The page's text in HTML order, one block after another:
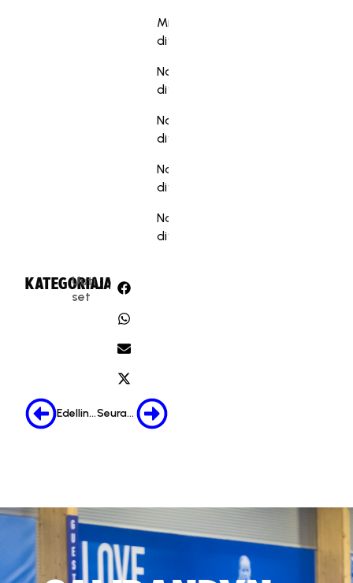
Miesten 6.
divisioona
Naisten 2.
divisioona
Naisten 3.
divisioona
Naisten 4.
divisioona
Naisten 5.
divisioona
KATEGORIA:
Uuti
set
JAA:
Edellinen Seuraava